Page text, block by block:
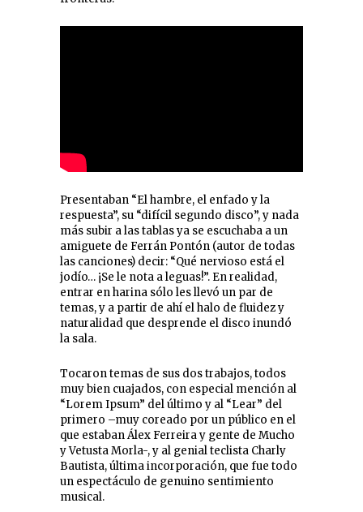
Presentaban “El hambre, el enfado y la
respuesta”, su “difícil segundo disco”, y nada
más subir a las tablas ya se escuchaba a un
amiguete de Ferrán Pontón (autor de todas
las canciones) decir: “Qué nervioso está el
jodío… ¡Se le nota a leguas!”. En realidad,
entrar en harina sólo les llevó un par de
temas, y a partir de ahí el halo de fluidez y
naturalidad que desprende el disco inundó
la sala.
Tocaron temas de sus dos trabajos, todos
muy bien cuajados, con especial mención al
“Lorem Ipsum” del último y al “Lear” del
primero –muy coreado por un público en el
que estaban Álex Ferreira y gente de Mucho
y Vetusta Morla-, y al genial teclista Charly
Bautista, última incorporación, que fue todo
un espectáculo de genuino sentimiento
musical.